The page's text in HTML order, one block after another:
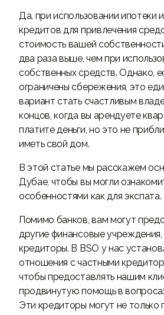
Да, при использовании ипотеки
кредитов для привлечения
стоимость вашей
два раза выше, чем при
собственных средств. Однако,
ограничены сбережения, это
вариант стать счастливым
концов, когда вы арендуете
платите деньги, но это не
иметь свой дом.
В этой статье мы расскажем
Дубае, чтобы вы могли
особенностями как для экспата.
Помимо банков, вам могут
другие финансовые
кредиторы. В BSO у нас
отношения с частными
чтобы предоставлять нашим
продвинутую помощь в
Эти кредиторы могут не только